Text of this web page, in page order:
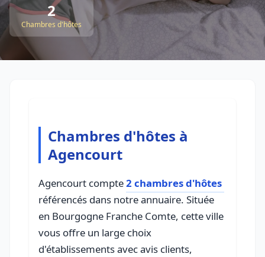
2
Chambres d'hôtes
Chambres d'hôtes à
Agencourt
Agencourt compte2 chambres d'hôtes
référencés dans notre annuaire. Située
en Bourgogne Franche Comte, cette ville
vous offre un large choix
d'établissements avec avis clients,